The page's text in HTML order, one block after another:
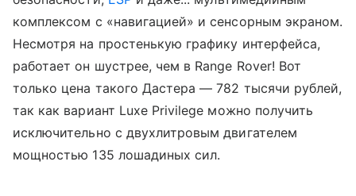
комплексом с «навигацией» и сенсорным экраном.
Несмотря на простенькую графику интерфейса,
работает он шустрее, чем в Range Rover! Вот
только цена такого Дастера — 782 тысячи рублей,
так как вариант Luxe Privilege можно получить
исключительно с двухлитровым двигателем
мощностью 135 лошадиных сил.